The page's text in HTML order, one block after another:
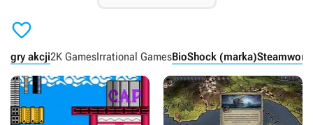

gry akcji2K GamesIrrational GamesBioShock (marka)